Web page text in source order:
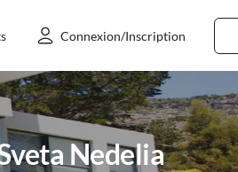
Connexion/Inscription
Nedelia